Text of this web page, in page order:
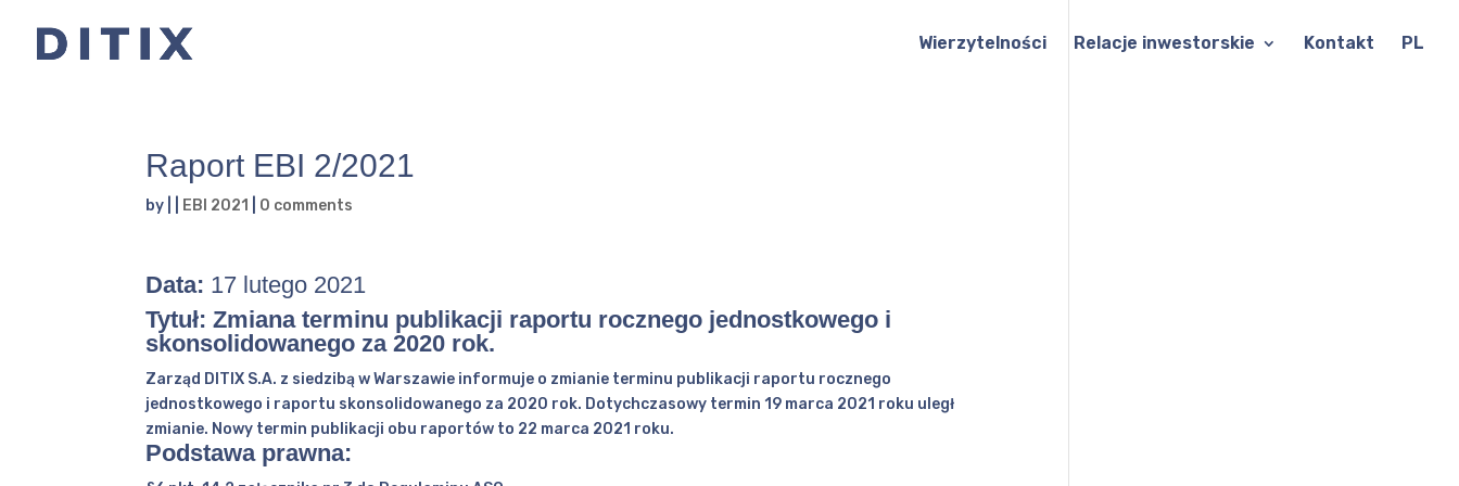
Wierzytelności Relacje inwestorskie Kontakt PL
Raport EBI 2/2021
by EBI 2021 0 comments
Data: 17 lutego 2021
Tytuł: Zmiana terminu publikacji raportu rocznego jednostkowego i
skonsolidowanego za 2020 rok.
Zarząd DITIX S.A. z siedzibą w Warszawie informuje o zmianie terminu publikacji raportu rocznego
jednostkowego i raportu skonsolidowanego za 2020 rok. Dotychczasowy termin 19 marca 2021 roku uległ
zmianie. Nowy termin publikacji obu raportów to 22 marca 2021 roku.
Podstawa prawna: